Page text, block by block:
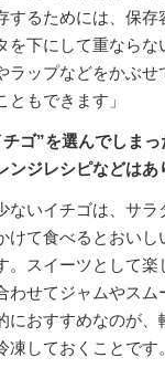
するためには、保
を下にして重ならな
ラップなどをかぶせ
ともできます」
ゴ”を選んでしま
ンジレシピなどはあ
ないイチゴは、サ
けて食べるとおいし
。スイーツとして
わせてジャムやス
におすすめなのが
凍しておくことで